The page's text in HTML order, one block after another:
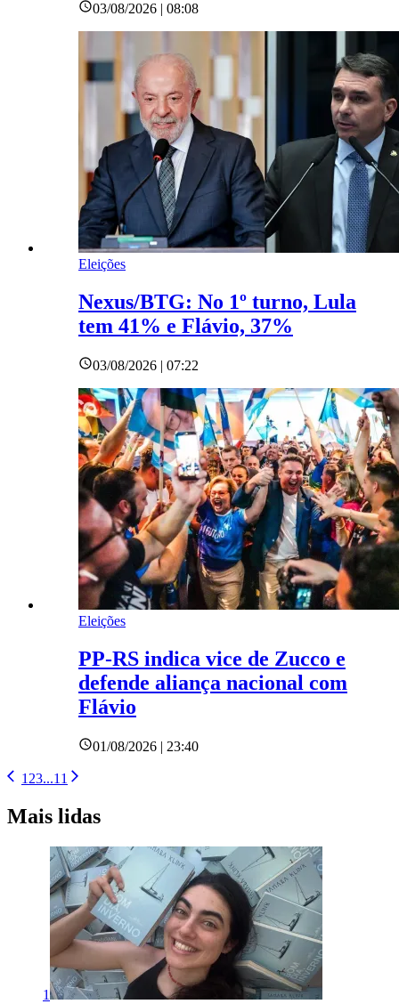
03/08/2026 | 08:08
Eleições
Nexus/BTG: No 1º turno, Lula
tem 41% e Flávio, 37%
03/08/2026 | 07:22
Eleições
PP-RS indica vice de Zucco e
defende aliança nacional com
Flávio
01/08/2026 | 23:40
1 23...11
Mais lidas
1